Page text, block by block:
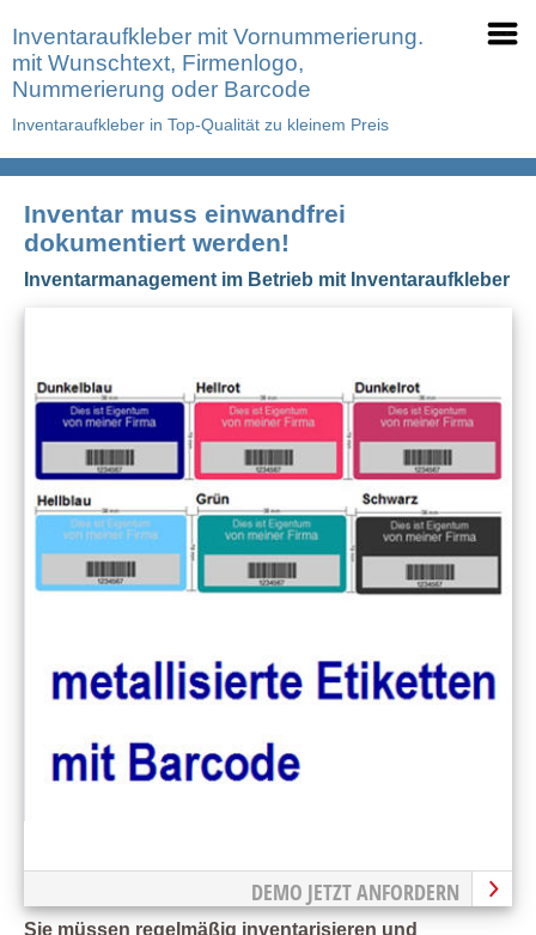
Inventaraufkleber mit Vornummerierung.
mit Wunschtext, Firmenlogo,
Nummerierung oder Barcode
Inventaraufkleber in Top-Qualität zu kleinem Preis
Inventar muss einwandfrei
dokumentiert werden!
Inventarmanagement im Betrieb mit Inventaraufkleber
DEMO JETZT ANFORDERN
Sie müssen regelmäßig inventarisieren und